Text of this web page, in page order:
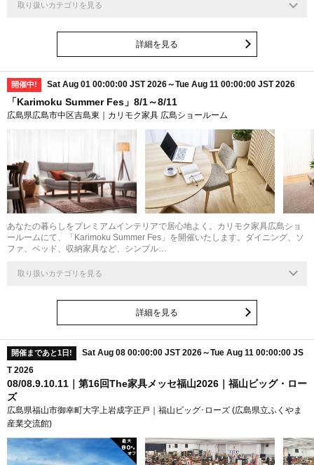
取り扱いカテゴリを見る
詳細を見る
開催中! Sat Aug 01 00:00:00 JST 2026～Tue Aug 11 00:00:00 JST 2026
「Karimoku Summer Fes」8/1～8/11
広島県広島市中区吉島東｜カリモク家具 広島ショールーム
あなたの暮らしをプレミアムインテリアで居心地よく。カリモク家具広島ショ
ールームにて、「Karimoku Summer Fes」を開催いたします。ダイニング、ソ
ファ、ベッド、収納家具など、シンプル…
取り扱いカテゴリを見る
詳細を見る
開催まであと1日!
Sat Aug 08 00:00:00 JST 2026～Tue Aug 11 00:00:00 JS
T 2026
08/08.9.10.11｜第16回The家具メッセ福山2026｜福山ビッグ・ロー
ズ
広島県福山市御幸町大字上岩成字正戸｜福山ビッグ･ローズ (広島県立ふくやま
産業交流館)
最大
80%